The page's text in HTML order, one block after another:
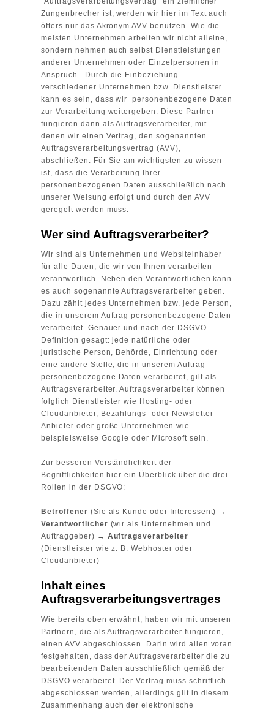
Zungenbrecher ist, werden wir hier im Text auch
öfters nur das Akronym AVV benutzen. Wie die
meisten Unternehmen arbeiten wir nicht alleine,
sondern nehmen auch selbst Dienstleistungen
anderer Unternehmen oder Einzelpersonen in
Anspruch. Durch die Einbeziehung
verschiedener Unternehmen bzw. Dienstleister
kann es sein, dass wir personenbezogene Daten
zur Verarbeitung weitergeben. Diese Partner
fungieren dann als Auftragsverarbeiter, mit
denen wir einen Vertrag, den sogenannten
Auftragsverarbeitungsvertrag (AVV),
abschließen. Für Sie am wichtigsten zu wissen
ist, dass die Verarbeitung Ihrer
personenbezogenen Daten ausschließlich nach
unserer Weisung erfolgt und durch den AVV
geregelt werden muss.
Wer sind Auftragsverarbeiter?
Wir sind als Unternehmen und Websiteinhaber
für alle Daten, die wir von Ihnen verarbeiten
verantwortlich. Neben den Verantwortlichen kann
es auch sogenannte Auftragsverarbeiter geben.
Dazu zählt jedes Unternehmen bzw. jede Person,
die in unserem Auftrag personenbezogene Daten
verarbeitet. Genauer und nach der DSGVO-
Definition gesagt: jede natürliche oder
juristische Person, Behörde, Einrichtung oder
eine andere Stelle, die in unserem Auftrag
personenbezogene Daten verarbeitet, gilt als
Auftragsverarbeiter. Auftragsverarbeiter können
folglich Dienstleister wie Hosting- oder
Cloudanbieter, Bezahlungs- oder Newsletter-
Anbieter oder große Unternehmen wie
beispielsweise Google oder Microsoft sein.
Zur besseren Verständlichkeit der
Begrifflichkeiten hier ein Überblick über die drei
Rollen in der DSGVO:
Betroffener (Sie als Kunde oder Interessent) →
Verantwortlicher (wir als Unternehmen und
Auftraggeber) → Auftragsverarbeiter
(Dienstleister wie z. B. Webhoster oder
Cloudanbieter)
Inhalt eines
Auftragsverarbeitungsvertrages
Wie bereits oben erwähnt, haben wir mit unseren
Partnern, die als Auftragsverarbeiter fungieren,
einen AVV abgeschlossen. Darin wird allen voran
festgehalten, dass der Auftragsverarbeiter die zu
bearbeitenden Daten ausschließlich gemäß der
DSGVO verarbeitet. Der Vertrag muss schriftlich
abgeschlossen werden, allerdings gilt in diesem
Zusammenhang auch der elektronische